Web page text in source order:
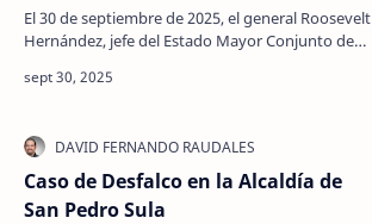
El 30 de septiembre de 2025, el general Roosevelt
Hernández, jefe del Estado Mayor Conjunto de
confirmó q…
Caso de Desfalco en la Alcaldía de
San Pedro Sula